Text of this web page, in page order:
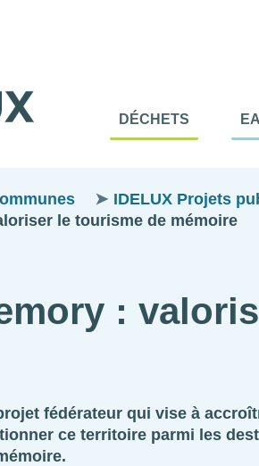
Navigation
Menu
DÉCHETS
IDELUX Projets
le tourisme de mémoire
:
fédérateur qui vise à
ce territoire parmi les